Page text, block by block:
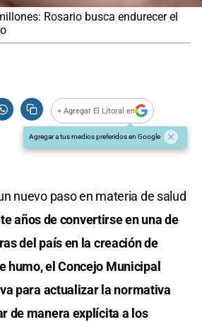
Rosario busca endurecer el
+ Agregar El Litoral en
Agregar a tus medios preferidos en Google
nuevo paso en materia de salud
años de convertirse en una de
del país en la creación de
humo, el Concejo Municipal
para actualizar la normativa
de manera explícita a los